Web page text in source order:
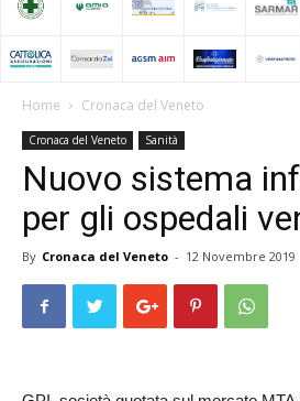
del
Home Cronaca del Veneto
Cronaca del Veneto Sanità
Nuovo sistema
per gli ospedali
By Cronaca del Veneto - 12 Novembre 2019